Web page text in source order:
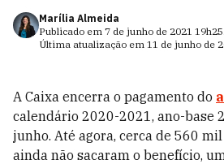
Marília Almeida
Publicado em 7 de junho de 2021 19h25
Última atualização em 11 de junho de
A Caixa encerra o pagamento do
calendário 2020-2021, ano-base
junho. Até agora, cerca de 560
ainda não sacaram o benefício,